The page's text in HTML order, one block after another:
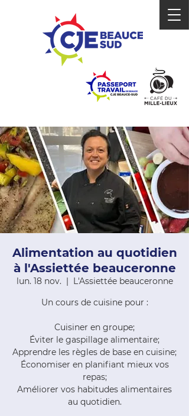
Alimentation au quotidien
à l'Assiettée beauceronne
lun. 18 nov.
  |
L'Assiettée beauceronne
Un cours de cuisine pour :
Cuisiner en groupe;
Éviter le gaspillage alimentaire;
Apprendre les règles de base en cuisine;
Économiser en planifiant mieux vos
repas;
Améliorer vos habitudes alimentaires
au quotidien.